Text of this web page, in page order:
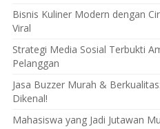
Bisnis Kuliner Modern dengan
Viral
Strategi Media Sosial Terbukti
Pelanggan
Jasa Buzzer Murah &
Dikenal!
Mahasiswa yang Jadi Jutawan